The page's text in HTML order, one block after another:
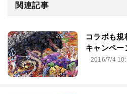
関連記事
コラボも規
キャンペー
2016/7/4